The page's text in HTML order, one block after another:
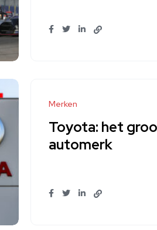
Merken
Toyota: het
automerk